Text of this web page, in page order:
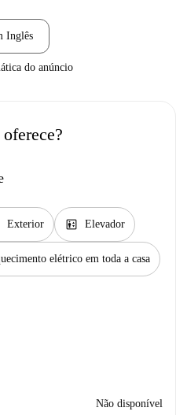
Inglês
do anúncio
Exterior elevator Elevador
elétrico em toda a casa
Não disponível